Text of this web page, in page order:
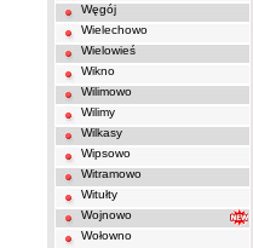
Węgój
Wielechowo
Wielowieś
Wikno
Wilimowo
Wilimy
Wilkasy
Wipsowo
Witramowo
Witułty
Wojnowo
Wołowno